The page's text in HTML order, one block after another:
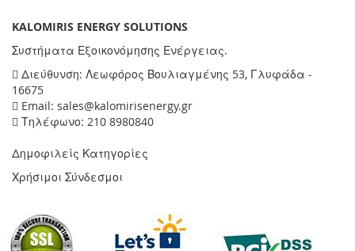
KALOMIRIS ENERGY SOLUTIONS
Συστήματα Εξοικονόμησης Ενέργειας.
Διεύθυνση: Λεωφόρος Βουλιαγμένης 53, Γλυφάδα -
16675
Email: sales@kalomirisenergy.gr
Τηλέφωνο: 210 8980840
Δημοφιλείς Κατηγορίες
Χρήσιμοι Σύνδεσμοι